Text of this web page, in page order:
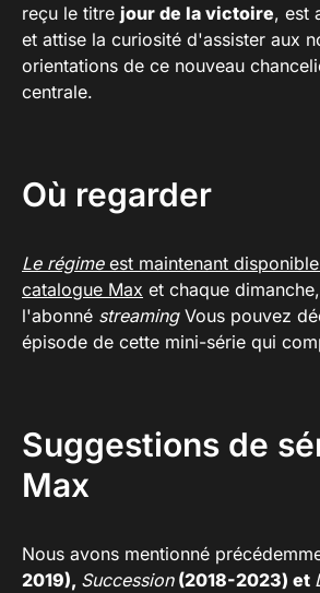
reçu le titre jour de la victoire, est
et attise la curiosité d'assister aux
orientations de ce nouveau
centrale.
Où regarder
Le régimeest maintenant
catalogue Max et chaque
l'abonné streaming Vous pouvez
épisode de cette mini-série qui
Suggestions de
Max
Nous avons mentionné
2019), Succession(2018-2023) et